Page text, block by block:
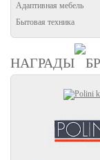
Адаптивная мебель
Бытовая техника
НАГРАДЫ